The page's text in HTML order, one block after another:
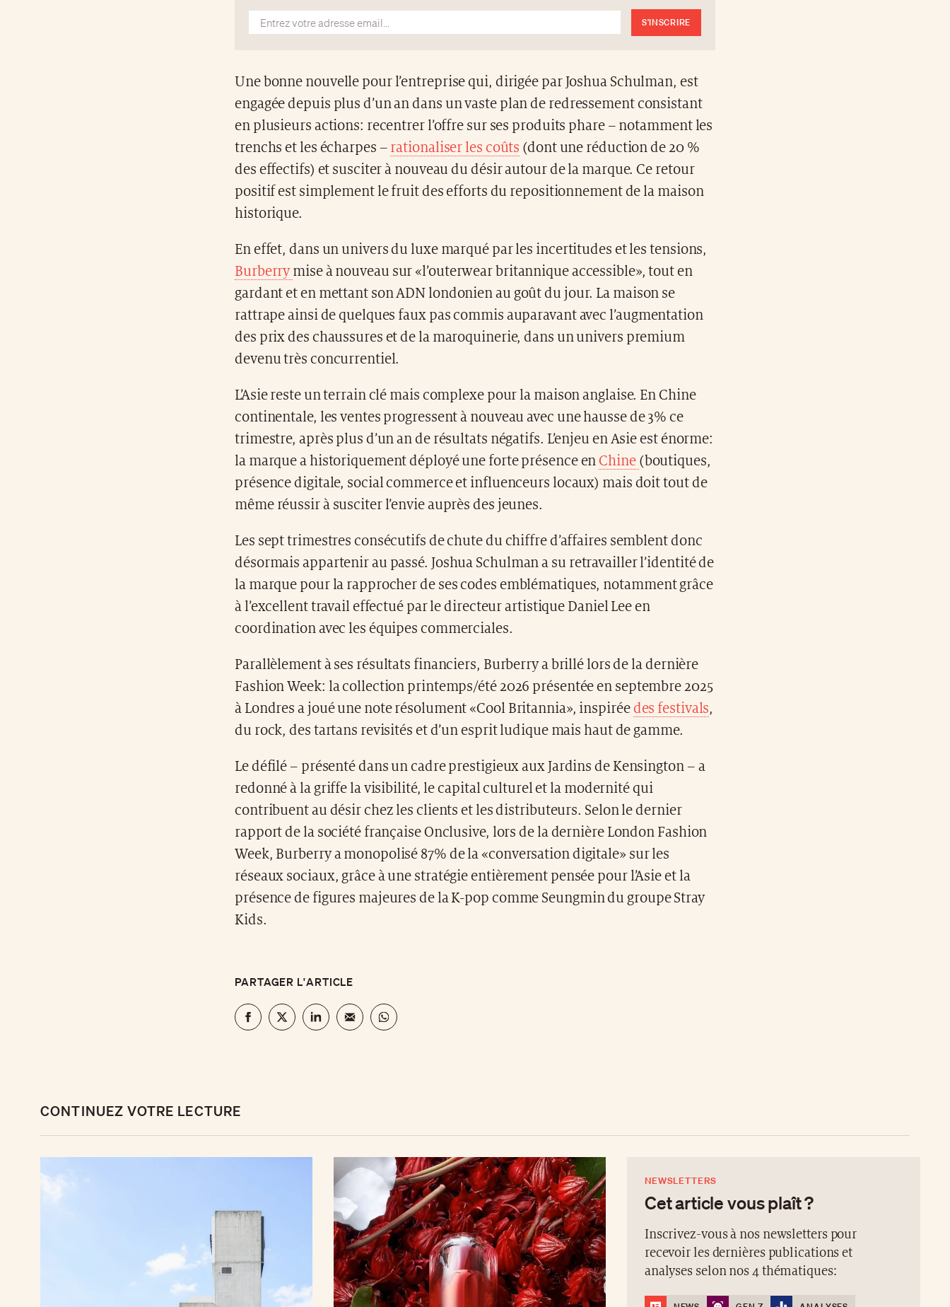
S'INSCRIRE
Une bonne nouvelle pour l’entreprise qui, dirigée par Joshua Schulman, est
engagée depuis plus d’un an dans un vaste plan de redressement consistant
en plusieurs actions: recentrer l’offre sur ses produits phare – notamment les
trenchs et les écharpes – rationaliser les coûts (dont une réduction de 20 %
des effectifs) et susciter à nouveau du désir autour de la marque. Ce retour
positif est simplement le fruit des efforts du repositionnement de la maison
historique.
En effet, dans un univers du luxe marqué par les incertitudes et les tensions,
Burberrymise à nouveau sur «l’outerwear britannique accessible», tout en
gardant et en mettant son ADN londonien au goût du jour. La maison se
rattrape ainsi de quelques faux pas commis auparavant avec l’augmentation
des prix des chaussures et de la maroquinerie, dans un univers premium
devenu très concurrentiel.
L’Asie reste un terrain clé mais complexe pour la maison anglaise. En Chine
continentale, les ventes progressent à nouveau avec une hausse de 3% ce
trimestre, après plus d’un an de résultats négatifs. L’enjeu en Asie est énorme:
la marque a historiquement déployé une forte présence enChine (boutiques,
présence digitale, social commerce et influenceurs locaux) mais doit tout de
même réussir à susciter l’envie auprès des jeunes.
Les sept trimestres consécutifs de chute du chiffre d’affaires semblent donc
désormais appartenir au passé. Joshua Schulman a su retravailler l’identité de
la marque pour la rapprocher de ses codes emblématiques, notamment grâce
à l’excellent travail effectué par le directeur artistique Daniel Lee en
coordination avec les équipes commerciales.
Parallèlement à ses résultats financiers, Burberry a brillé lors de la dernière
Fashion Week: la collection printemps/été 2026 présentée en septembre 2025
à Londres a joué une note résolument «Cool Britannia», inspirée des festivals,
du rock, des tartans revisités et d’un esprit ludique mais haut de gamme.
Le défilé – présenté dans un cadre prestigieux aux Jardins de Kensington – a
redonné à la griffe la visibilité, le capital culturel et la modernité qui
contribuent au désir chez les clients et les distributeurs. Selon le dernier
rapport de la société française Onclusive, lors de la dernière London Fashion
Week, Burberry a monopolisé 87% de la «conversation digitale» sur les
réseaux sociaux, grâce à une stratégie entièrement pensée pour l’Asie et la
présence de figures majeures de la K-pop comme Seungmin du groupe Stray
Kids.
PARTAGER L'ARTICLE
CONTINUEZ VOTRE LECTURE
NEWSLETTERS
Cet article vous plaît ?
Inscrivez-vous à nos newsletters pour
recevoir les dernières publications et
analyses selon nos 4 thématiques: